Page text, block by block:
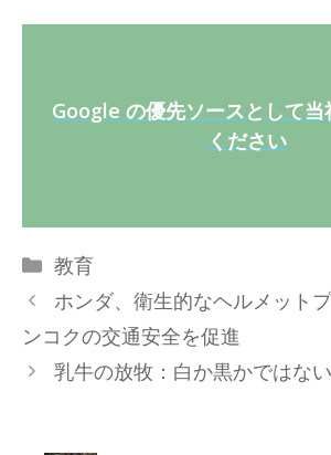
Google の優先ソースとして当
ください
カ
テ
リ
ー
教育
ホンダ、衛生的なヘルメット
ンコクの交通安全を促進
乳牛の放牧：白か黒かではない